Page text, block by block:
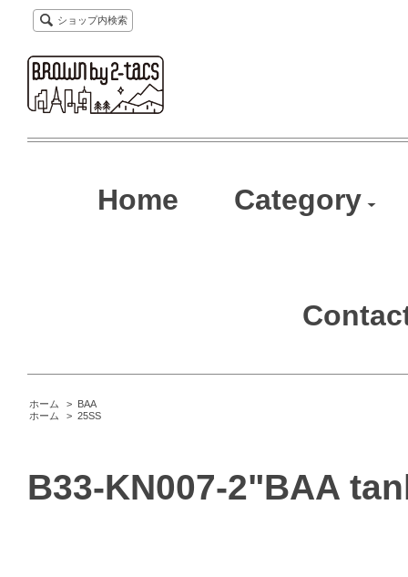
ショップ内検索
Home Category
ホーム > BAA
ホーム
> 25SS
B33-KN007-2"BAA